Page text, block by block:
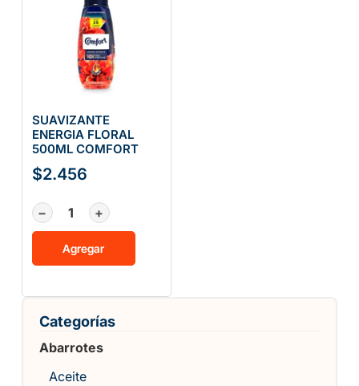
Categorías
Abarrotes
Aceite
SUAVIZANTE
ENERGIA FLORAL
500ML COMFORT
$2.456
− +
Agregar